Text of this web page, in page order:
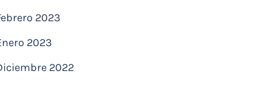
2023
2023
2022